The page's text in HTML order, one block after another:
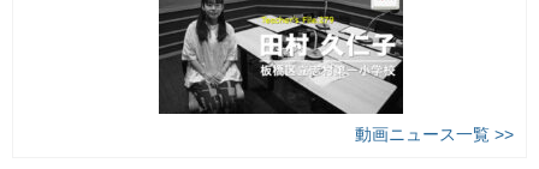
動画ニュース一覧 >>